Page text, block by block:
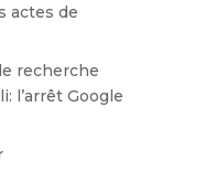
actes de
recherche
l’arrêt Google